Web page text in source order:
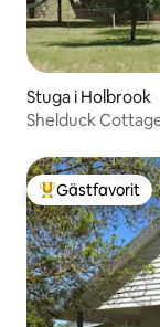
Stuga i Holbrook
Shelduck
Populär
Gästfavorit